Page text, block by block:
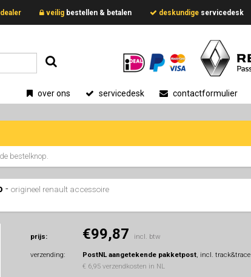
veiligbestellen & betalen deskundigeservicedesk
contactformulier
servicedesk
over ons
bestelknop.
- origineel renault accessoire
prijs: €99,87 incl. btw
verzending: PostNL aangetekende pakketpost, incl. track&trace
€ 6,95 verzendkosten in NL